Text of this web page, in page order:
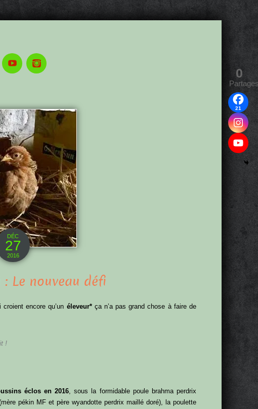
DÉC
27
2016
Le nouveau défi
encore qu’un éleveur*ça n’a pas grand chose à faire de
!
éclos en 2016, sous la formidable poule brahma perdrix
pékin MF et père wyandotte perdrix maillé doré), la poulette
0
21